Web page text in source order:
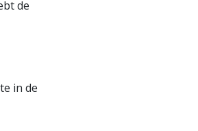
de
in de